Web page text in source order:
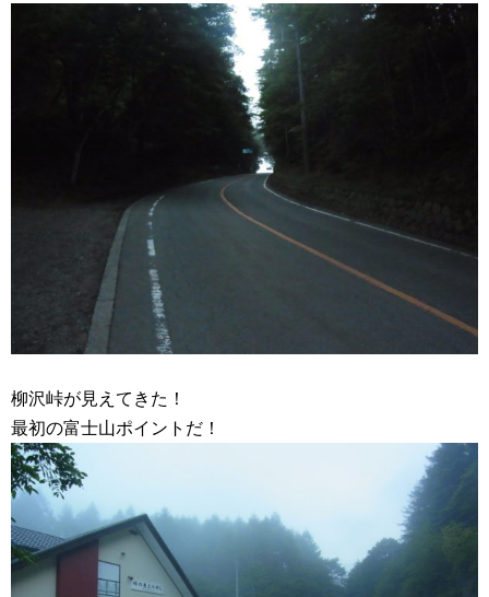
柳沢峠が見えてきた！
最初の富士山ポイントだ！